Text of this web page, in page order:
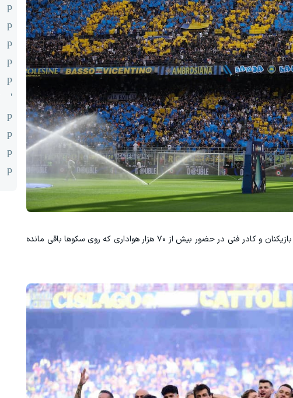
با سوت پایان مسابقه مقابل زرد‌و‌آبی‌های ورونا، مراسم اهدای جام به بازیکنان و کادر فنی در حضور بیش از ۷۰ هزار هواداری که روی سکوها باقی مانده